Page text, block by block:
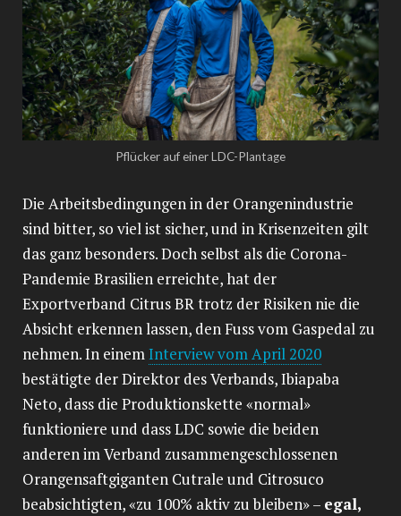
Pflücker auf einer LDC-Plantage
Die Arbeitsbedingungen in der Orangenindustrie
sind bitter, so viel ist sicher, und in Krisenzeiten gilt
das ganz besonders. Doch selbst als die Corona-
Pandemie Brasilien erreichte, hat der
Exportverband Citrus BR trotz der Risiken nie die
Absicht erkennen lassen, den Fuss vom Gaspedal zu
nehmen. In einem Interview vom April 2020
bestätigte der Direktor des Verbands, Ibiapaba
Neto, dass die Produktionskette «normal»
funktioniere und dass LDC sowie die beiden
anderen im Verband zusammengeschlossenen
Orangensaftgiganten Cutrale und Citrosuco
beabsichtigten, «zu 100% aktiv zu bleiben» – egal,